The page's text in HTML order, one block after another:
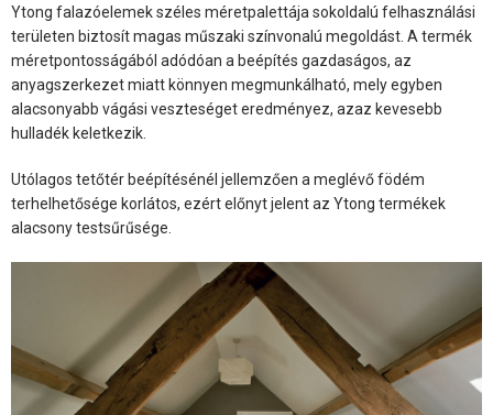
Ytong falazóelemek széles méretpalettája sokoldalú felhasználási
területen biztosít magas műszaki színvonalú megoldást. A termék
méretpontosságából adódóan a beépítés gazdaságos, az
anyagszerkezet miatt könnyen megmunkálható, mely egyben
alacsonyabb vágási veszteséget eredményez, azaz kevesebb
hulladék keletkezik.
Utólagos tetőtér beépítésénél jellemzően a meglévő födém
terhelhetősége korlátos, ezért előnyt jelent az Ytong termékek
alacsony testsűrűsége.